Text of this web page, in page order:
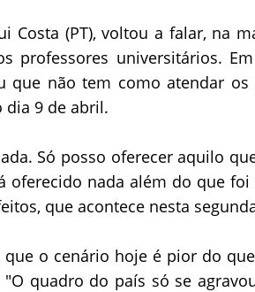
Costa (PT), voltou a falar, na
professores universitários.
que não tem como atendar os
dia 9 de abril.
Só posso oferecer aquilo
oferecido nada além do que
que acontece nesta
que o cenário hoje é pior do
quadro do país só se